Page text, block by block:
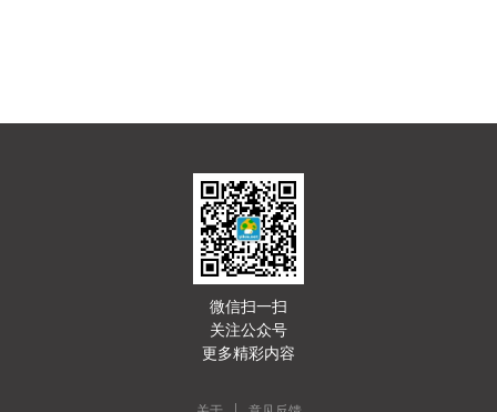
微信扫一扫
关注公众号
更多精彩内容